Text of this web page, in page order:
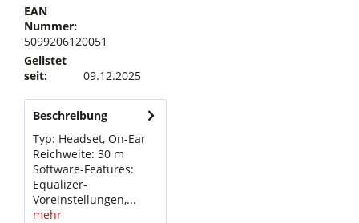
EAN
Nummer:
5099206120051
Gelistet
seit:
09.12.2025
Beschreibung
Typ: Headset, On-Ear
Reichweite: 30 m
Software-Features:
Equalizer-
Voreinstellungen,...
mehr